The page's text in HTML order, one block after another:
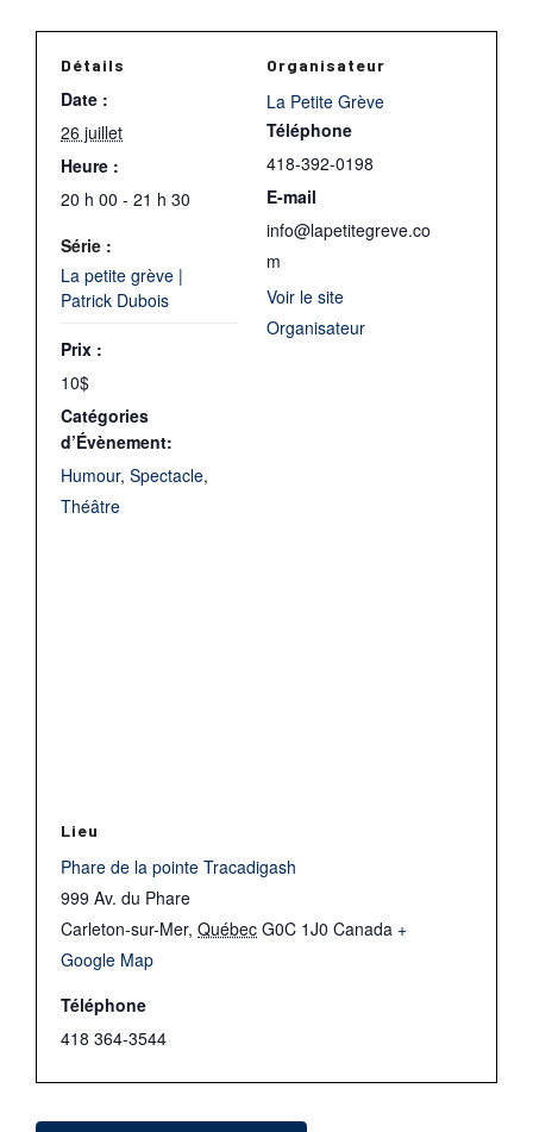
Détails
Date :
26 juillet
Heure :
20 h 00 - 21 h 30
Série :
La petite grève |
Patrick Dubois
Prix :
10$
Catégories
d’Évènement:
Humour, Spectacle,
Théâtre
Organisateur
La Petite Grève
Téléphone
418-392-0198
E-mail
info@lapetitegreve.co
m
Voir le site
Organisateur
Lieu
Phare de la pointe Tracadigash
999 Av. du Phare
Carleton-sur-Mer, Québec G0C 1J0 Canada +
Google Map
Téléphone
418 364-3544